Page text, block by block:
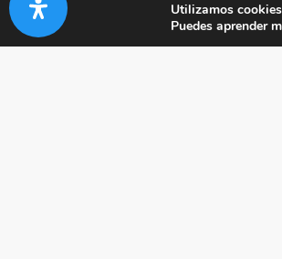
Utilizamos
Puedes aprender